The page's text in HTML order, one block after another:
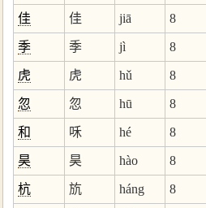
佳 佳 jiā 8
季 季 jì 8
虎 虎 hǔ 8
忽 忽 hū 8
和 咊 hé 8
昊 昊 hào 8
杭 斻 háng 8